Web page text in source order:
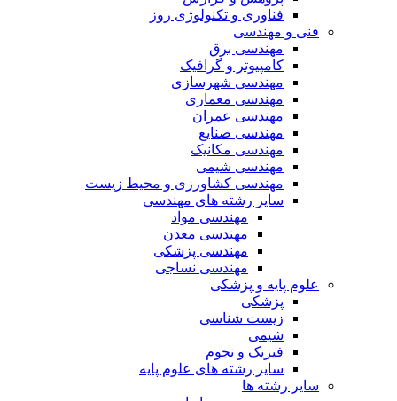
فناوری و تکنولوژی روز
فنی و مهندسی
مهندسی برق
کامپیوتر و گرافیک
مهندسی شهرسازی
مهندسی معماری
مهندسی عمران
مهندسی صنایع
مهندسی مکانیک
مهندسی شیمی
مهندسی کشاورزی و محیط زیست
سایر رشته های مهندسی
مهندسی مواد
مهندسی معدن
مهندسی پزشکی
مهندسی نساجی
علوم پایه و پزشکی
پزشکی
زیست شناسی
شیمی
فیزیک و نجوم
سایر رشته های علوم پایه
سایر رشته ها